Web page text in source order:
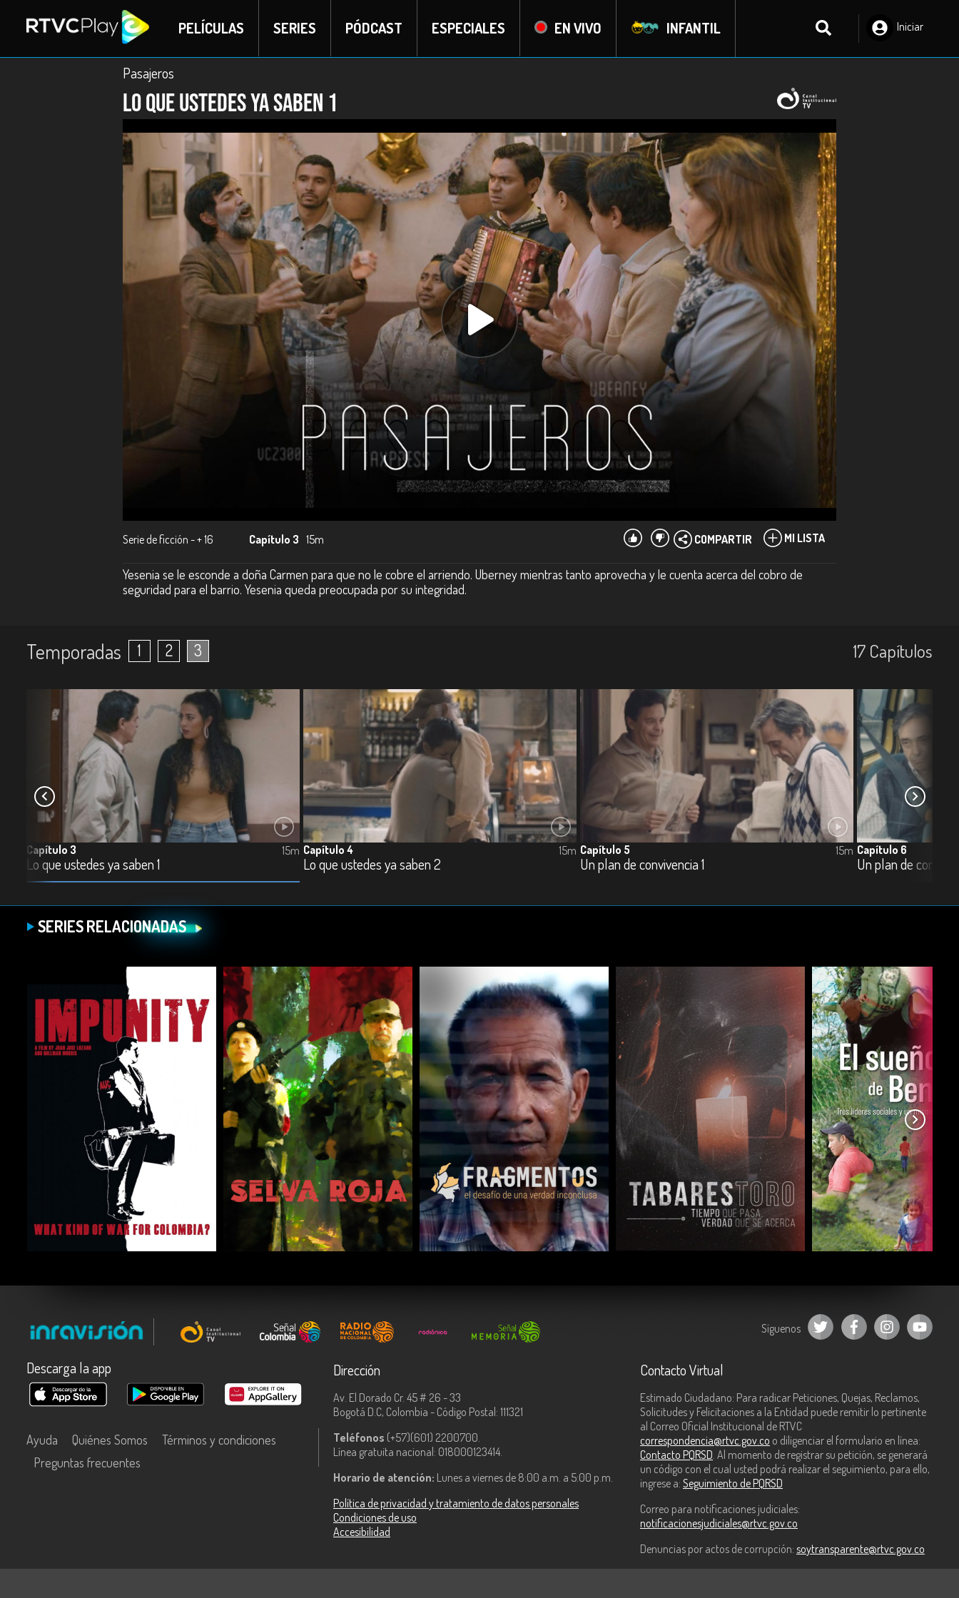
PELÍCULAS SERIES PÓDCAST ESPECIALES EN VIVO INFANTIL
Iniciar
Pasajeros
Lo que ustedes ya saben 1
Serie de ficción - + 16 Capítulo 3 15m MI LISTA
COMPARTIR
Yesenia se le esconde a doña Carmen para que no le cobre el arriendo. Uberney mientras tanto aprovecha y le cuenta acerca del cobro de
seguridad para el barrio. Yesenia queda preocupada por su integridad.
Temporadas 1 2 3 17 Capí­tulos
Capítulo 3
Lo que ustedes ya saben 1
15m Capítulo 4
Lo que ustedes ya saben 2
15m Capítulo 5
Un plan de convivencia 1
15m Capítulo 6
Un plan de
SERIES RELACIONADAS
COMPARTIR COMPARTIR COMPARTIR COMPARTIR COMPARTIR
Síguenos
Descarga la app
Ayuda Quiénes Somos
Términos y condiciones
Preguntas frecuentes
Dirección
Av. El Dorado Cr. 45 # 26 - 33
Bogotá D.C, Colombia - Código Postal: 111321
Teléfonos (+57)(601) 2200700.
Línea gratuita nacional: 018000123414.
Horario de atención: Lunes a viernes de 8:00 a.m. a 5:00 p.m.
Política de privacidad y tratamiento de datos personales
Condiciones de uso
Accesibilidad
Contacto Virtual
Estimado Ciudadano: Para radicar Peticiones, Quejas, Reclamos,
Solicitudes y Felicitaciones a la Entidad puede remitir lo pertinente
al Correo Oficial Institucional de RTVC
correspondencia@rtvc.gov.co o diligenciar el formulario en línea:
Contacto PQRSD . Al momento de registrar su petición, se generará
un código con el cual usted podrá realizar el seguimiento, para ello,
ingrese a: Seguimiento de PQRSD
Correo para notificaciones judiciales:
notificacionesjudiciales@rtvc.gov.co
Denuncias por actos de corrupción: soytransparente@rtvc.gov.co